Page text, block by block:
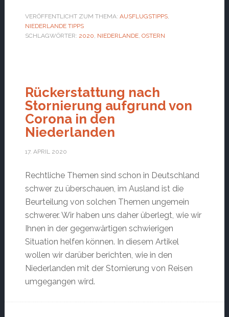
VERÖFFENTLICHT ZUM THEMA: AUSFLUGSTIPPS,
NIEDERLANDE TIPPS
SCHLAGWÖRTER: 2020, NIEDERLANDE, OSTERN
Rückerstattung nach
Stornierung aufgrund von
Corona in den
Niederlanden
17. APRIL 2020
Rechtliche Themen sind schon in Deutschland
schwer zu überschauen, im Ausland ist die
Beurteilung von solchen Themen ungemein
schwerer. Wir haben uns daher überlegt, wie wir
Ihnen in der gegenwärtigen schwierigen
Situation helfen können. In diesem Artikel
wollen wir darüber berichten, wie in den
Niederlanden mit der Stornierung von Reisen
umgegangen wird.